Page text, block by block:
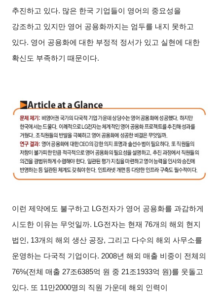
추진하고 있다. 많은 한국 기업들이 영어의 중요성을
강조하고 있지만 영어 공용화까지는 엄두를 내지 못하고
있다. 영어 공용화에 대한 부정적 정서가 있고 실현에 대한
확신도 부족하기 때문이다.
이런 제약에도 불구하고 LG전자가 영어 공용화를 과감하게
시도한 이유는 무엇일까. LG전자는 현재 76개의 해외 현지
법인, 13개의 해외 생산 공장, 그리고 다수의 해외 사무소를
운영하는 다국적 기업이다. 2008년 해외 매출 비중이 전체의
76%(전체 매출 27조6385억 원 중 21조1933억 원)를 웃돌고
있다. 또 11만2000명의 직원 가운데 해외 인력이